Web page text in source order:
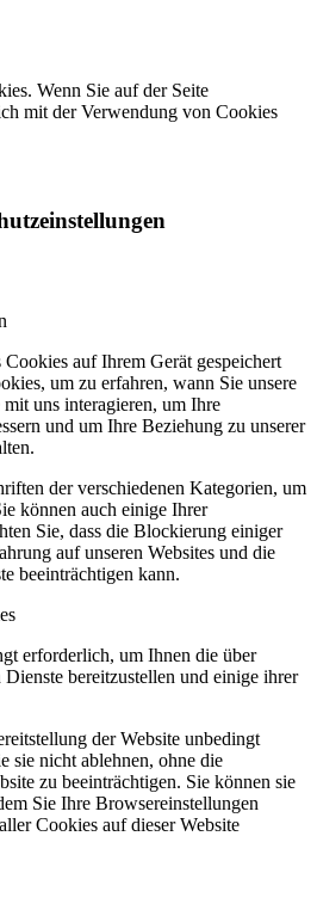
Wenn Sie auf der Seite
mit der Verwendung von Cookies
auf Ihrem Gerät gespeichert
um zu erfahren, wann Sie unsere
uns interagieren, um Ihre
und um Ihre Beziehung zu unserer
der verschiedenen Kategorien, um
können auch einige Ihrer
Sie, dass die Blockierung einiger
auf unseren Websites und die
beeinträchtigen kann.
erforderlich, um Ihnen die über
bereitzustellen und einige ihrer
der Website unbedingt
sie nicht ablehnen, ohne die
zu beeinträchtigen. Sie können sie
Sie Ihre Browsereinstellungen
Cookies auf dieser Website